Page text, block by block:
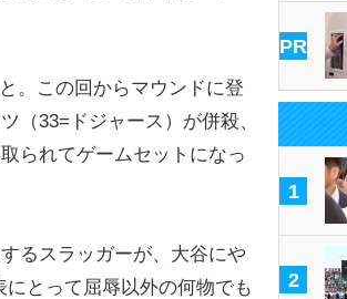
。この回からマウンドに登
（33=ドジャース）が併殺、
られてゲームセットになっ
るスラッガーが、大谷にや
とって屈辱以外の何物でも
PR
1
2